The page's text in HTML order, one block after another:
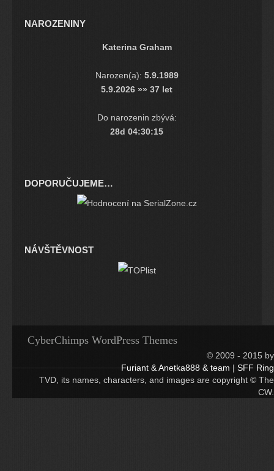
NAROZENINY
Katerina Graham
Narozen(a): 5.9.1989
5.9.2026 »» 37 let
Do narozenin zbývá:
28d 04:30:14
DOPORUČUJEME…
NÁVŠTĚVNOST
CyberChimps WordPress Themes
© 2009 - 2015 by
Furiant & Anetka888 & team | SFF Ring
TVD, its names, characters, and images are copyright © The
CW.